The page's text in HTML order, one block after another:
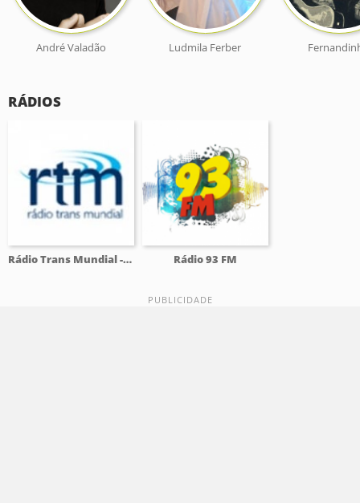
André Valadão Ludmila Ferber
RÁDIOS
Rádio Trans Mundial - RTM Rádio 93 FM